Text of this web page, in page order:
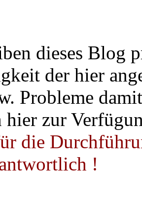
dieses Blog
der hier
Probleme
hier zur
die
!